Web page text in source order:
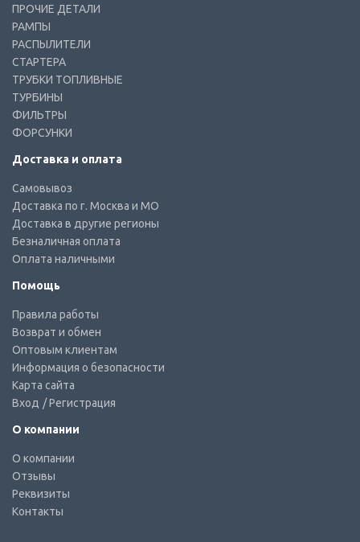
ПРОЧИЕ ДЕТАЛИ
РАМПЫ
РАСПЫЛИТЕЛИ
СТАРТЕРА
ТРУБКИ ТОПЛИВНЫЕ
ТУРБИНЫ
ФИЛЬТРЫ
ФОРСУНКИ
Доставка и оплата
Самовывоз
Доставка по г. Москва и МО
Доставка в другие регионы
Безналичная оплата
Оплата наличными
Помощь
Правила работы
Возврат и обмен
Оптовым клиентам
Информация о безопасности
Карта сайта
Вход / Регистрация
О компании
О компании
Отзывы
Реквизиты
Контакты